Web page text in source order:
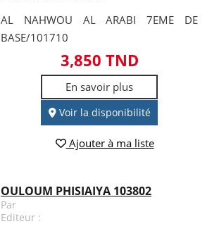
AL NAHWOU AL ARABI 7EME DE
BASE/101710
3,850 TND
En savoir plus
Voir la disponibilité
Ajouter à ma liste
OULOUM PHISIAIYA 103802
Par
Editeur :